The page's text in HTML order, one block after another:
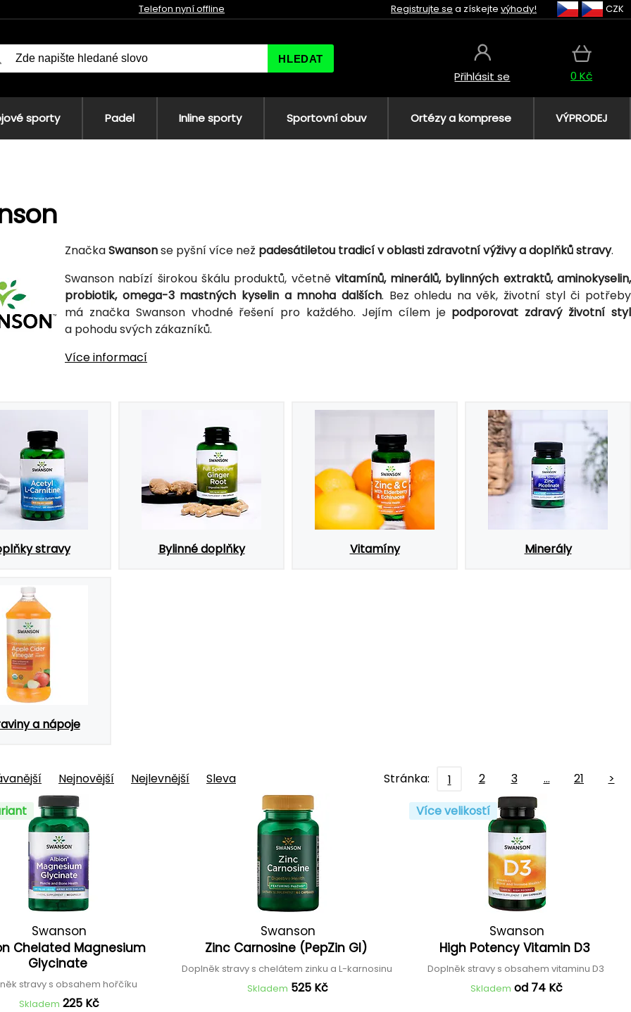
Telefon nyní offline Registrujte se a získejte výhody! CZK
HLEDAT
Přihlásit se 0 Kč
sporty Padel Inline sporty Sportovní obuv Ortézy a komprese VÝPRODEJ
ZnačkaSwansonse pyšní více než padesátiletou tradicí v oblasti zdravotní výživy a doplňků stravy.
Swanson nabízí širokou škálu produktů, včetně vitamínů, minerálů, bylinných extraktů, aminokyselin,
probiotik, omega-3 mastných kyselin a mnoha dalších. Bez ohledu na věk, životní styl či potřeby
má značka Swanson vhodné řešení pro každého. Jejím cílem je podporovat zdravý životní styl
a pohodu svých zákazníků.
Více informací
stravy Bylinné doplňky Vitamíny Minerály
a nápoje
Nejnovější Nejlevnější Sleva Stránka: 1 2 3 … 21
>
Swanson
Chelated Magnesium
Glycinate
stravy s obsahem hořčíku
Skladem 225 Kč
Swanson
Zinc Carnosine (PepZin GI)
Doplněk stravy s chelátem zinku a L-karnosinu
Skladem 525 Kč
Více velikostí
Swanson
High Potency Vitamin D3
Doplněk stravy s obsahem vitaminu D3
Skladem od 74 Kč